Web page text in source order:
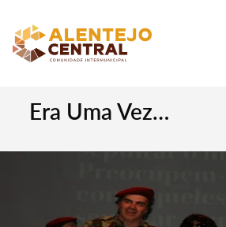
Era Uma Vez…